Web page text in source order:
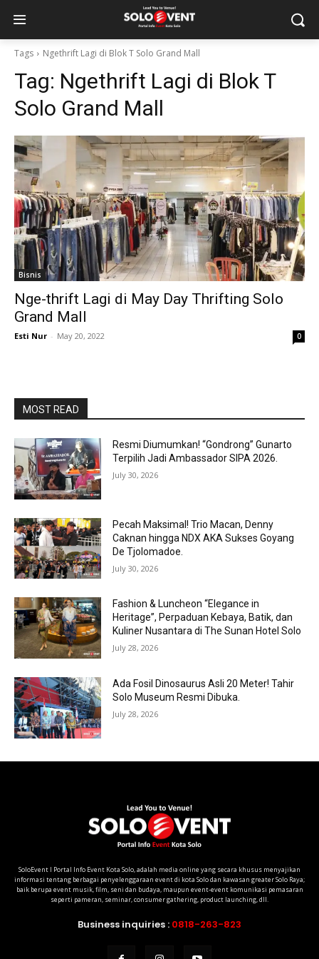
Tags Ngethrift Lagi di Blok T Solo Grand Mall
Tag: Ngethrift Lagi di Blok T
Solo Grand Mall
Bisnis
Nge-thrift Lagi di May Day Thrifting Solo
Grand Mall
Esti Nur - May 20, 2022 0
MOST READ
Resmi Diumumkan! “Gondrong” Gunarto
Terpilih Jadi Ambassador SIPA 2026.
July 30, 2026
Pecah Maksimal! Trio Macan, Denny
Caknan hingga NDX AKA Sukses Goyang
De Tjolomadoe.
July 30, 2026
Fashion & Luncheon “Elegance in
Heritage”, Perpaduan Kebaya, Batik, dan
Kuliner Nusantara di The Sunan Hotel Solo
July 28, 2026
Ada Fosil Dinosaurus Asli 20 Meter! Tahir
Solo Museum Resmi Dibuka.
July 28, 2026
SoloEvent I Portal Info Event Kota Solo, adalah media online yang secara khusus menyajikan
informasi tentang berbagai penyelenggaraan event di kota Solo dan kawasan greater Solo Raya;
baik berupa event musik, film, seni dan budaya, maupun event-event komunikasi pemasaran
seperti pameran, seminar, consumer gathering, product launching, dll.
Business inquiries : 0818-263-823